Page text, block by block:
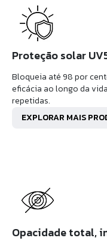
Proteção solar
Bloqueia até 98 por
eficácia ao longo da
repetidas.
EXPLORAR MAIS
Opacidade total,